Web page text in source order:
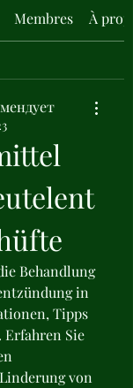
Membres À
Behandlung
in
Tipps
Erfahren Sie
von